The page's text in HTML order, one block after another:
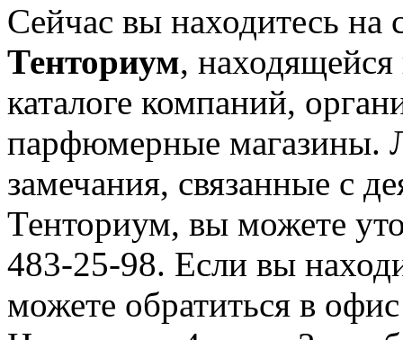
Сейчас вы находитесь на
Тенториум,
каталоге компаний,
парфюмерные
замечания, связанные с
Тенториум, вы можете
483-25-98. Если вы
можете обратиться в